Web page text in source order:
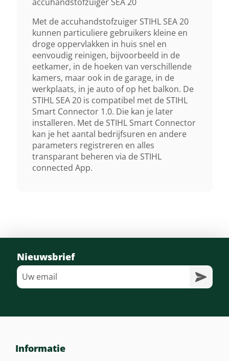
Met de accuhandstofzuiger STIHL SEA 20
kunnen particuliere gebruikers kleine en
droge oppervlakken in huis snel en
eenvoudig reinigen, bijvoorbeeld in de
eetkamer, in de hoeken van verschillende
kamers, maar ook in de garage, in de
werkplaats, in je auto of op het balkon. De
STIHL SEA 20 is compatibel met de STIHL
Smart Connector 1.0. Die kan je later
installeren. Met de STIHL Smart Connector
kan je het aantal bedrijfsuren en andere
parameters registreren en alles
transparant beheren via de STIHL
connected App.
Bijzonderheden
Exclusief Accu En Lader
Nieuwsbrief
Informatie